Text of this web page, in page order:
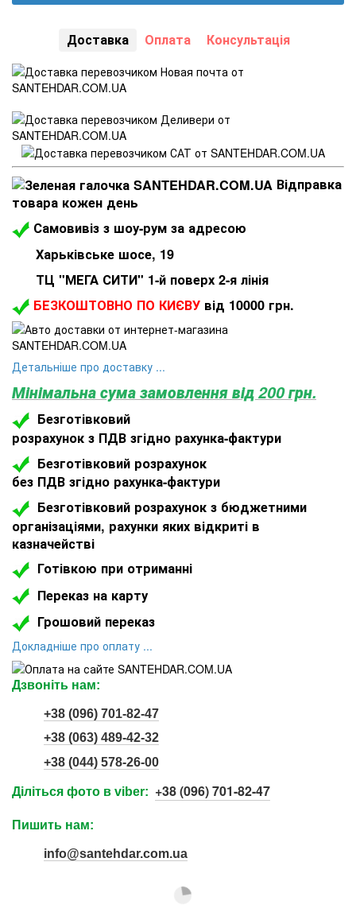
Доставка Оплата Консультація
Відправка
товара кожен день
Самовивіз з шоу-рум за адресою
Харьківське шосе, 19
ТЦ "МЕГА СИТИ" 1-й поверх 2-я лінія
БЕЗКОШТОВНО ПО КИЄВУ від 10000 грн.
Детальніше про доставку ...
Мінімальна сума замовлення від 200 грн.
Безготівковий
розрахунок з ПДВ згідно рахунка-фактури
Безготівковий розрахунок
без ПДВ згідно рахунка-фактури
Безготівковий розрахунок з бюджетними
організаціями, рахунки яких відкриті в
казначействі
Готівкою при отриманні
Переказ на карту
Грошовий переказ
Докладніше про оплату ...
Дзвоніть нам:
+38 (096) 701-82-47
+38 (063) 489-42-32
+38 (044) 578-26-00
Діліться фото в viber: +38 (096) 701-82-47
Пишить нам:
info@santehdar.com.ua